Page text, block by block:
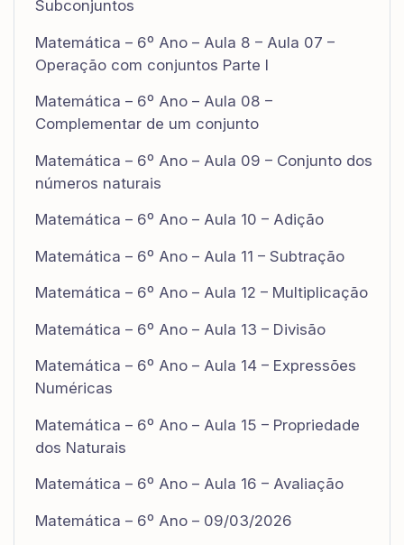
Subconjuntos
Matemática – 6º Ano – Aula 8 – Aula 07 –
Operação com conjuntos Parte I
Matemática – 6º Ano – Aula 08 –
Complementar de um conjunto
Matemática – 6º Ano – Aula 09 – Conjunto dos
números naturais
Matemática – 6º Ano – Aula 10 – Adição
Matemática – 6º Ano – Aula 11 – Subtração
Matemática – 6º Ano – Aula 12 – Multiplicação
Matemática – 6º Ano – Aula 13 – Divisão
Matemática – 6º Ano – Aula 14 – Expressões
Numéricas
Matemática – 6º Ano – Aula 15 – Propriedade
dos Naturais
Matemática – 6º Ano – Aula 16 – Avaliação
Matemática – 6º Ano – 09/03/2026